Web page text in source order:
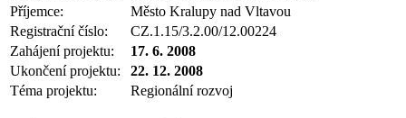
Příjemce:
Město Kralupy nad Vltavou
Registrační číslo:
CZ.1.15/3.2.00/12.00224
Zahájení projektu:
17. 6. 2008
Ukončení projektu:
22. 12. 2008
Téma projektu:
Regionální rozvoj